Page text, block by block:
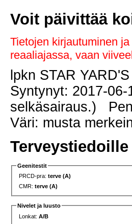
Voit päivittää
Tietojen kirjautuminen
reaaliajassa, vaan
lpkn STAR
Syntynyt: 2017-
selkäsairaus.)
Väri: musta
Geenitestit
PRCD-pra:terve (A)
CMR:terve (A)
Nivelet ja luusto
Lonkat:A/B